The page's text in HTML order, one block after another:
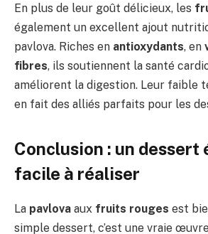
En plus de leur goût délicieux, les
également un excellent ajout
pavlova. Riches en antioxydants, en
fibres, ils soutiennent la santé
améliorent la digestion. Leur faible
en fait des alliés parfaits pour les
Conclusion : un dessert
facile à réaliser
La pavlova aux fruits rouges est
simple dessert, c’est une vraie